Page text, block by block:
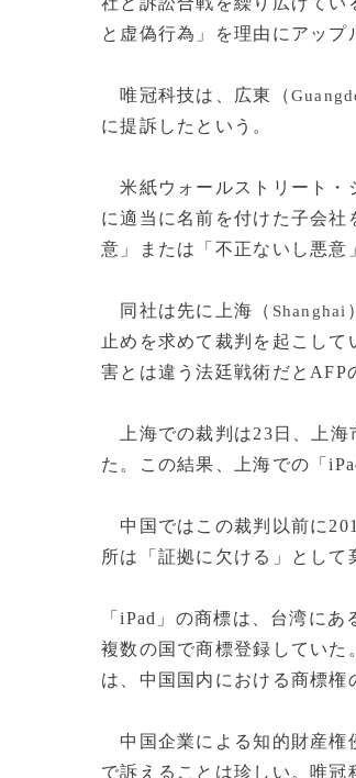
と虚偽行為」を理由にアップ
唯冠科技は、広東（
に提訴したという。
米紙ウォールストリート・
に適当に名前を付けた子会
意」または「不正ないし悪意
同社は先に上海（ Shanghai
止めを求めて裁判を起こして
害とは違う法廷戦術だとAFP
上海での裁判は23日、上海
た。この結果、上海での「
中国ではこの裁判以前に
所は「証拠に欠ける」として
「iPad」の商標は、台湾に
複数の国で商標登録していた
は、中国国内における商標権
中国企業による知的財産権
で訴えることは珍しい。唯